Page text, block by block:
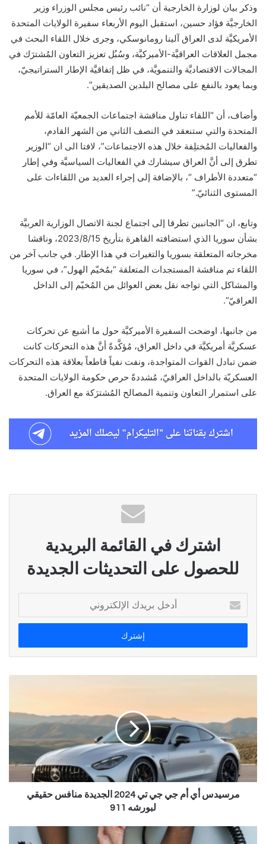
وذكر بيان لوزارة الخارجية أن “نائب رئيس مجلس الوزراء وزير
الخارجيَّة فؤاد حسين، استقبل اليوم الأربعاء سفيرة الولايات المتحدة
الأمريكيَّة لدى العراق آلينا رومانوسكي، وجرى خلال اللقاء البحث في
مجمل العلاقات العراقيَّة-الأميركيَّة، وسُبُل تعزيز التعاون المُشترَك في
المجالات الاقتصاديَّة والتنمويَّة، في ظل إتفاقيَّة الإطار الستراتيجيّ،
وبما يعود بالنفع على مصالح البلدين الصديقين”.
وأضاف، أن “اللقاء تناول مناقشة اجتماعات الجمعيّة العامّة للأمم
المتحدة والتي ستنعقد في النصف الثاني من الشهر القادم،
والفعاليات المُختلِفة خلال هذه الاجتماعات”، لافتا الى ان “الوزير
تطرق إلى أنَّ العراق سيشارك في الفعاليات السياسيَّة وفي إطار
“متعددة الأطراف “، بالإضافة إلى إجراء العديد من اللقاءات على
المستوى الثنائيّ.”
وتابع، ان “الجانبين تطرقا إلى اجتماع لجنة الاتصال الوزارية العربيَّة
بشأن سوريا الذي استضافته القاهرة بتأريخ 2023/8/15، وناقشا
مخرجاته المتعلقة بسوريا والتغيرات في هذا الإطار. في جانب آخر من
اللقاء تم مناقشة المستجدات المتعلقة “بمُخيّم الهول”، في سوريا
والمشاكل التي تواجه نقل بعض العوائل من المُخيّم إلى الداخل
العراقيّ”.
من جانبها، اوضحت السفيرة الأميركيَّة حول ما أشيع عن تحركات
عسكريَّة أمريكيَّة في داخل العراق، مُؤكَّدةً أنَّ هذه التحركات كانت
ضمن تبادل القوات المتواجدة، ونفت نفياً قاطعاً بعلاقة هذه التحركات
العسكريّة بالداخل العراقيّ، مُشددةً حرص حكومة الولايات المتحدة
على استمرار التعاون وتنمية المصالح المُشترَكة مع العراق.
اشترك في القائمة البريدية
للحصول على التحديثات الجديدة
بريدك
الإلكتروني
مرسيدس أي أم جي جي تي 2024 الجديدة منافس حقيقي
لبورشه 911